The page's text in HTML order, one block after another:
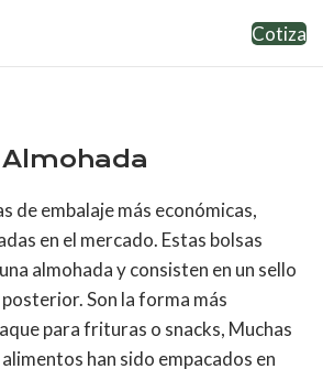
Cotiza
de embalaje más económicas,
en el mercado. Estas bolsas
almohada y consisten en un sello
Son la forma más
para frituras o snacks, Muchas
han sido empacados en